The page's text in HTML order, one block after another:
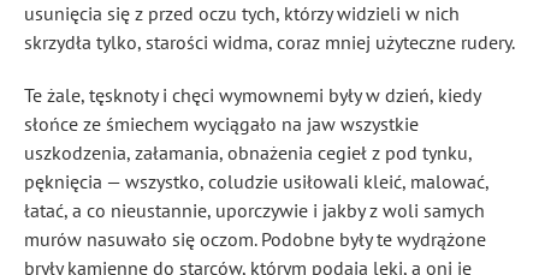
usunięcia się z przed oczu tych, którzy widzieli w nich
skrzydła tylko, starości widma, coraz mniej użyteczne rudery.
Te żale, tęsknoty i chęci wymownemi były w dzień, kiedy
słońce ze śmiechem wyciągało na jaw wszystkie
uszkodzenia, załamania, obnażenia cegieł z pod tynku,
pęknięcia — wszystko, coludzie usiłowali kleić, malować,
łatać, a co nieustannie, uporczywie i jakby z woli samych
murów nasuwało się oczom. Podobne były te wydrążone
bryły kamienne do starców, którym podają leki, a oni je